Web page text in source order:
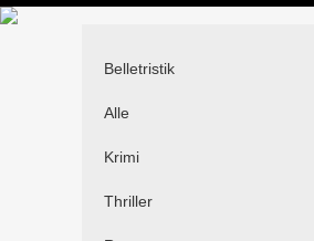
Belletristik
Alle
Krimi
Thriller